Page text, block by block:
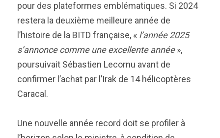
pour des plateformes emblématiques. Si 2024
restera la deuxième meilleure année de
l’histoire de la BITD française, « l’année 2025
s’annonce comme une excellente année»,
poursuivait Sébastien Lecornu avant de
confirmer l’achat par l’Irak de 14 hélicoptères
Caracal.
Une nouvelle année record doit se profiler à